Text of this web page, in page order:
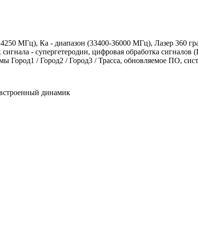
МГц), Ка - диапазон (33400-36000 МГц), Лазер 360
- супергетеродин, цифровая обработка сигналов
Город1 / Город2 / Город3 / Трасса, обновляемое ПО,
динамик